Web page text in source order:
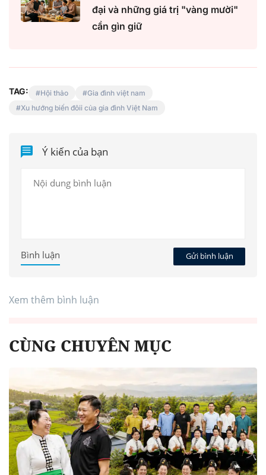
đại và những giá trị "vàng mười"
cần gìn giữ
TAG: Hội thảo
Gia đình việt nam
Xu hướng biến đôiỉ của gia đình Việt Nam
Ý kiến của bạn
Gửi bình luận
Bình luận
Xem thêm bình luận
CÙNG CHUYÊN MỤC